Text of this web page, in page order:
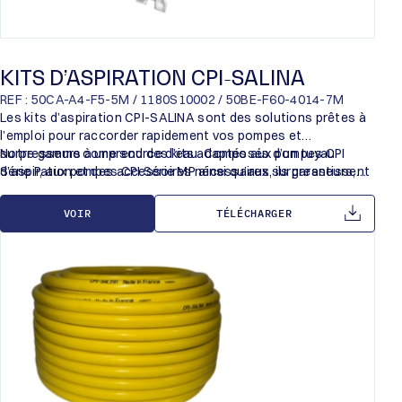
KITS D’ASPIRATION CPI-SALINA
REF : 50CA-A4-F5-5M / 1180S10002 / 50BE-F60-4014-7M
Les kits d’aspiration CPI-SALINA sont des solutions prêtes à
l’emploi pour raccorder rapidement vos pompes et
surpresseurs à une source d’eau. Composés d’un tuyau
d’aspiration et des accessoires nécessaires, ils garantissent
équipements.
Notre gamme comprend des kits adaptés aux pompes CPI
Série P, aux pompes CPI Série MP ainsi qu’aux surpresseurs,
VOIR TÉLÉCHARGER